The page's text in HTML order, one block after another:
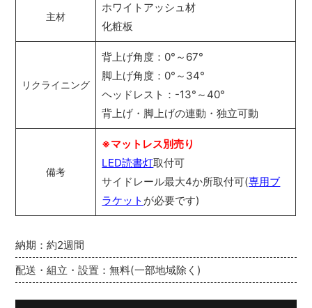
納期：約2週間
配送・組立・設置：無料(一部地域除く)
主材
ホワイトアッシュ材
化粧板
リクライニング
背上げ角度：0°～67°
脚上げ角度：0°～34°
ヘッドレスト：-13°～40°
背上げ・脚上げの連動・独立可動
備考
※マットレス別売り
LED読書灯取付可
サイドレール最大4か所取付可(専用ブ
ラケット が必要です)